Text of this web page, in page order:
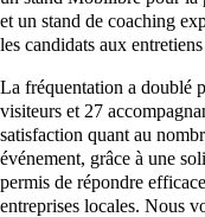
et un stand de coaching
les candidats aux
La fréquentation a doublé
visiteurs et 27
satisfaction quant au
événement, grâce à une
permis de répondre
entreprises locales. Nous